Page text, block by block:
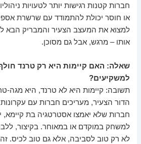
חברות קטנות רגישות יותר לטעויות
או חוסר יכולת להתמודד עם שרשרת
למצוא את המעצב הצעיר והמבריק הבא
אותו – מרגש, אבל גם מסוכן.
שאלה: האם קיימות היא רק טרנד
למשקיעים?
תשובה: קיימות היא לא טרנד, היא מגה-
הדור הצעיר, מעריכים חברות עם עקרונות
חברות שלא יאמצו אסטרטגיה בת קיימא,
למשחק במוקדם או במאוחר. בקיצור,
לא רק טוב לסביבה, אלא גם טוב לכיס.